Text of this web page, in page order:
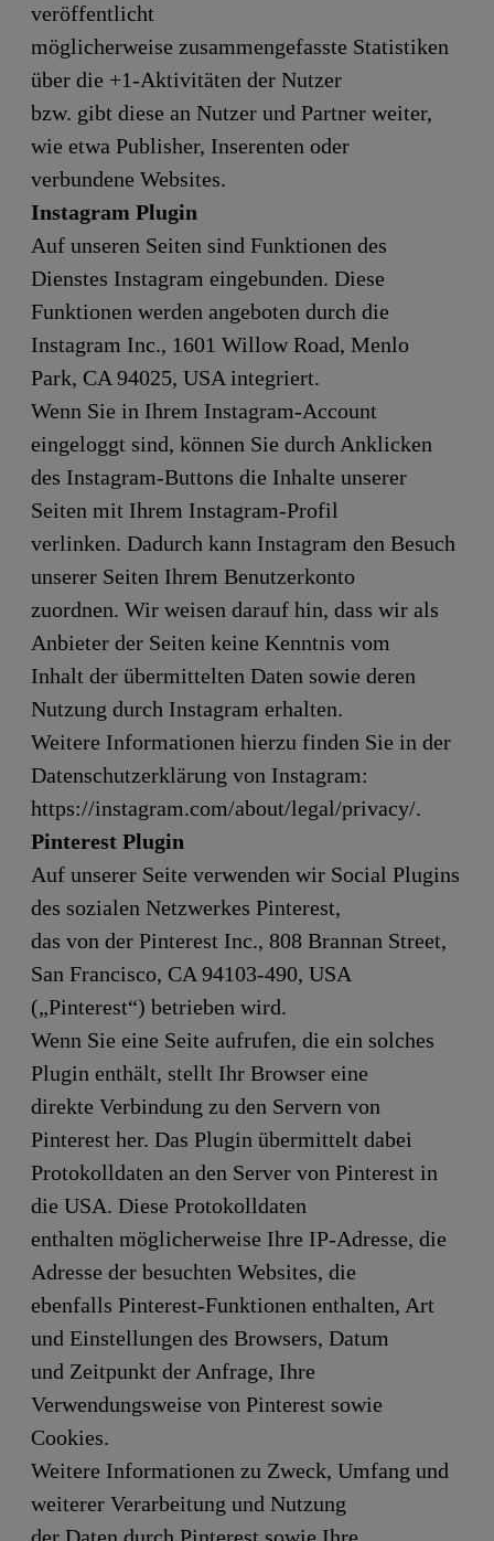
veröffentlicht
möglicherweise zusammengefasste Statistiken
über die +1-Aktivitäten der Nutzer
bzw. gibt diese an Nutzer und Partner weiter,
wie etwa Publisher, Inserenten oder
verbundene Websites.
Instagram Plugin
Auf unseren Seiten sind Funktionen des
Dienstes Instagram eingebunden. Diese
Funktionen werden angeboten durch die
Instagram Inc., 1601 Willow Road, Menlo
Park, CA 94025, USA integriert.
Wenn Sie in Ihrem Instagram-Account
eingeloggt sind, können Sie durch Anklicken
des Instagram-Buttons die Inhalte unserer
Seiten mit Ihrem Instagram-Profil
verlinken. Dadurch kann Instagram den Besuch
unserer Seiten Ihrem Benutzerkonto
zuordnen. Wir weisen darauf hin, dass wir als
Anbieter der Seiten keine Kenntnis vom
Inhalt der übermittelten Daten sowie deren
Nutzung durch Instagram erhalten.
Weitere Informationen hierzu finden Sie in der
Datenschutzerklärung von Instagram:
https://instagram.com/about/legal/privacy/.
Pinterest Plugin
Auf unserer Seite verwenden wir Social Plugins
des sozialen Netzwerkes Pinterest,
das von der Pinterest Inc., 808 Brannan Street,
San Francisco, CA 94103-490, USA
(„Pinterest“) betrieben wird.
Wenn Sie eine Seite aufrufen, die ein solches
Plugin enthält, stellt Ihr Browser eine
direkte Verbindung zu den Servern von
Pinterest her. Das Plugin übermittelt dabei
Protokolldaten an den Server von Pinterest in
die USA. Diese Protokolldaten
enthalten möglicherweise Ihre IP-Adresse, die
Adresse der besuchten Websites, die
ebenfalls Pinterest-Funktionen enthalten, Art
und Einstellungen des Browsers, Datum
und Zeitpunkt der Anfrage, Ihre
Verwendungsweise von Pinterest sowie
Cookies.
Weitere Informationen zu Zweck, Umfang und
weiterer Verarbeitung und Nutzung